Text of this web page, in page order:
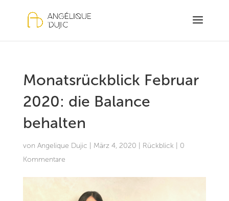
Monatsrückblick Februar
2020: die Balance
behalten
von Angelique Dujic März 4, 2020 Rückblick
0
Kommentare